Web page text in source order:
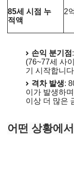
85세 시점 누
적액
2
손익 분기점
(76~77세 사
기 시작합니
격차 발생:
이가 발생하
이상 더 많은
어떤 상황에